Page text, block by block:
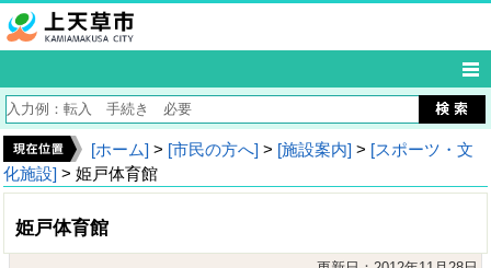
[ホーム] > [市民の方へ] > [施設案内] > [スポーツ・文
化施設] > 姫戸体育館
姫戸体育館